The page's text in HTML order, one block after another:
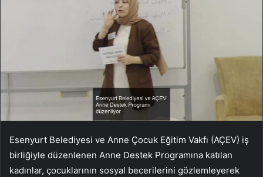
Esenyurt Belediyesi ve Anne Çocuk Eğitim Vakfı (AÇEV) iş
birliğiyle düzenlenen Anne Destek Programına katılan
kadınlar, çocuklarının sosyal becerilerini gözlemleyerek